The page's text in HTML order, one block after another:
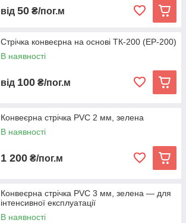
від 50 ₴/пог.м
Стрічка конвеєрна на основі ТК-200 (EP-200)
В наявності
від 100 ₴/пог.м
Конвеєрна стрічка PVC 2 мм, зелена
В наявності
1 200 ₴/пог.м
Конвеєрна стрічка PVC 3 мм, зелена — для
інтенсивної експлуатації
В наявності